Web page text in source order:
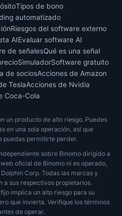
Tipos de bono
automatizado
Riesgos del software externo
AIEvaluar software AI
de señalesQué es una señal
SimuladorSoftware gratuito
de sociosAcciones de Amazon
TeslaAcciones de Nvidia
Coca-Cola
un producto de alto riesgo. Puedes
en una sola operación, así que
puedas permitirte perder.
sobre Binomo dirigido a
oficial de Binomo ni es operado,
Corp. Todas las marcas y
a sus respectivos propietarios.
implica un alto riesgo para su
que invierta. Verifique los términos
de operar.